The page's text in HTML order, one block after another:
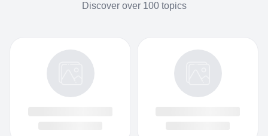
Discover over 100 topics